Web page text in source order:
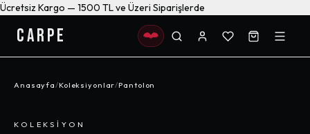
Ücretsiz Kargo — 1500 TL ve Üzeri Siparişlerde
CARPE
Anasayfa/Koleksiyonlar/Pantolon
KOLEKSIYON